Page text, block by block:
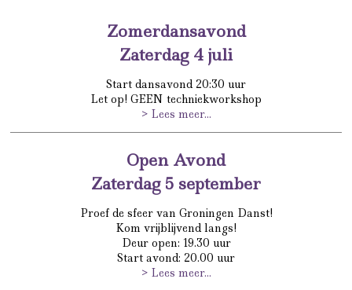
Zomerdansavond
Zaterdag 4 juli
Start dansavond 20:30 uur
Let op! GEEN techniekworkshop
> Lees meer...
Open Avond
Zaterdag 5 september
Proef de sfeer van Groningen Danst!
Kom vrijblijvend langs!
Deur open: 19.30 uur
Start avond: 20.00 uur
> Lees meer...